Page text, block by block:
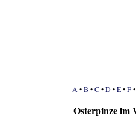
Osterpinze im
A •B •C•D•E•F•